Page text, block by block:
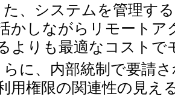
た、システムを管理す
かしながらリモートア
よりも最適なコストで
らに、内部統制で要請
用権限の関連性の見え